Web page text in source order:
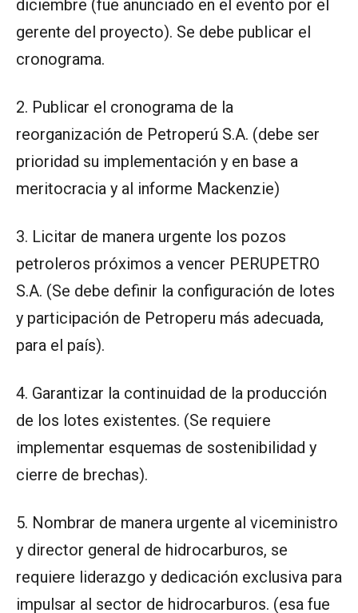
diciembre (fue anunciado en el evento por el
gerente del proyecto). Se debe publicar el
cronograma.
2. Publicar el cronograma de la
reorganización de Petroperú S.A. (debe ser
prioridad su implementación y en base a
meritocracia y al informe Mackenzie)
3. Licitar de manera urgente los pozos
petroleros próximos a vencer PERUPETRO
S.A. (Se debe definir la configuración de lotes
y participación de Petroperu más adecuada,
para el país).
4. Garantizar la continuidad de la producción
de los lotes existentes. (Se requiere
implementar esquemas de sostenibilidad y
cierre de brechas).
5. Nombrar de manera urgente al viceministro
y director general de hidrocarburos, se
requiere liderazgo y dedicación exclusiva para
impulsar al sector de hidrocarburos. (esa fue